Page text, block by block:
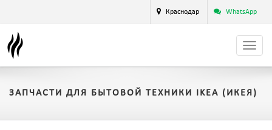
Краснодар WhatsApp
ЗАПЧАСТИ ДЛЯ БЫТОВОЙ ТЕХНИКИ IKEA (ИКЕЯ)